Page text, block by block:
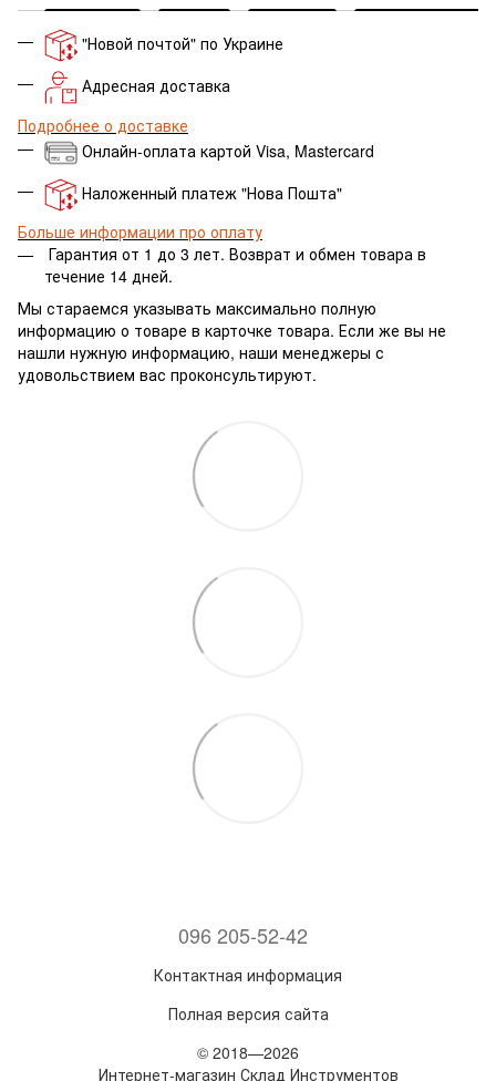
"Новой почтой" по Украине
Адресная доставка
Подробнее о доставке
Онлайн-оплата картой Visa, Mastercard
Наложенный платеж "Нова Пошта"
Больше информации про оплату
Гарантия от 1 до 3 лет. Возврат и обмен товара в
течение 14 дней.
Мы стараемся указывать максимально полную
информацию о товаре в карточке товара. Если же вы не
нашли нужную информацию, наши менеджеры с
удовольствием вас проконсультируют.
096 205-52-42
Контактная информация
Полная версия сайта
© 2018—2026
Интернет-магазин Склад Инструментов